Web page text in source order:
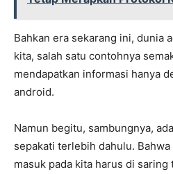
Bahkan era sekarang ini, dunia
kita, salah satu contohnya
mendapatkan informasi hanya
android.
Namun begitu, sambungnya,
sepakati terlebih dahulu.
masuk pada kita harus di